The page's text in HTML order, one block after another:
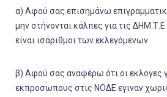
α) Αφού σας επισημάνω
μην στήνονται κάλπες για τις
είναι ισάριθμοι των εκλεγόμενων.
β) Αφού σας αναφέρω ότι οι εκλογες
εκπροσωπους στις ΝΟΔΕ εγιναν